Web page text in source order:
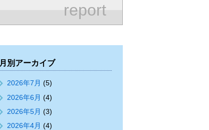
report
月別アーカイブ
2026年7月 (5)
2026年6月 (4)
2026年5月 (3)
2026年4月 (4)